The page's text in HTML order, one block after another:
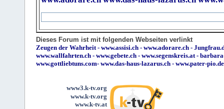
Dieses Forum ist mit folgenden Webseiten verlinkt
Zeugen der Wahrheit- www.assisi.ch - www.adorare.ch -
www.wallfahrten.ch - www.gebete.ch - www.segenskreis.at-
www.gottliebtuns.com- www.das-haus-lazarus.ch - www.pater-pio.de
www3.k-tv.org
www.k-tv.org
www.k-tv.at